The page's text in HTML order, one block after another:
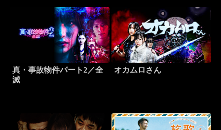
真・事故物件パート2／全
滅
オカムロさん